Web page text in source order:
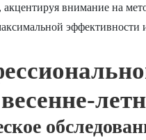
акцентируя внимание на